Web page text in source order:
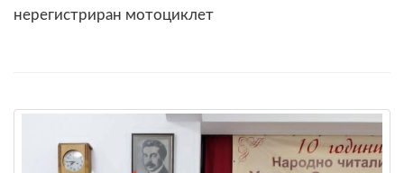
нерегистриран мотоциклет